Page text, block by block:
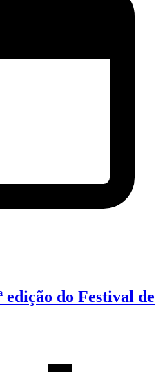
edição do Festival de